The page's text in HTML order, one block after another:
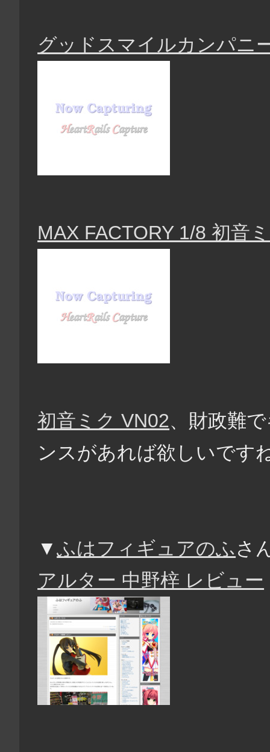
グッドスマイルカンパニ
MAX FACTORY 1/8 初音
初音ミク VN02、財政難
ンスがあれば欲しいです
▼ふはフィギュアのふさ
アルター 中野梓 レビュー